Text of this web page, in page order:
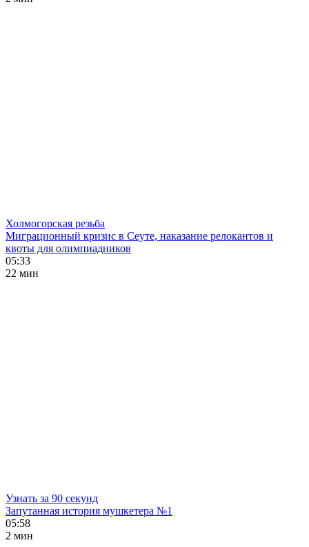
Холмогорская резьба
Миграционный кризис в Сеуте, наказание релокантов и
квоты для олимпиадников
05:33
22 мин
Узнать за 90 секунд
Запутанная история мушкетера №1
05:58
2 мин